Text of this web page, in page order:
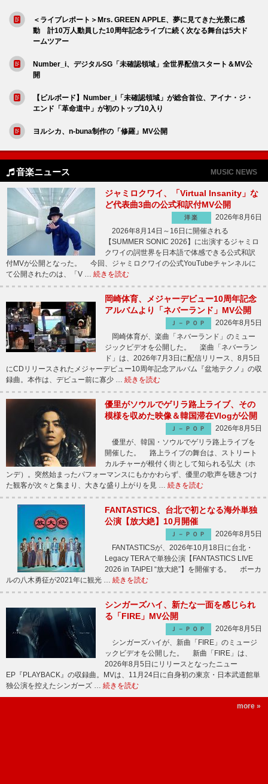
＜ライブレポート＞Mrs. GREEN APPLE、夢に見てきた光景に感
動 計10万人動員した10周年記念ライブに続く次なる舞台は5大ド
ームツアー
Number_i、デジタルSG「未確認領域」全世界配信スタート＆MV公
開
【ビルボード】Number_i「未確認領域」が総合首位、アイナ・ジ・
エンド「革命道中」が初のトップ10入り
ヨルシカ、n-buna制作の「修羅」MV公開
音楽ニュース MUSIC NEWS
ジャミロクワイ、「Virtual Insanity」な
ど代表曲3曲の公式和訳付MV公開
洋楽
2026年8月6日
2026年8月14日～16日に開催される
【SUMMER SONIC 2026】に出演するジャミロ
クワイの詞世界を日本語で体感できる公式和訳
付MVが公開となった。 今回、ジャミロクワイの公式YouTubeチャンネルに
て公開されたのは、「V … 続きを読む
岡崎体育、メジャーデビュー10周年記念
アルバムより「ネバーランド」MV公開
Ｊ－ＰＯＰ
2026年8月5日
岡崎体育が、楽曲「ネバーランド」のミュー
ジックビデオを公開した。 楽曲「ネバーラン
ド」は、2026年7月3日に配信リリース、8月5日
にCDリリースされたメジャーデビュー10周年記念アルバム『盆地テクノ』の収
録曲。本作は、デビュー前に寡少 … 続きを読む
優里がソウルでゲリラ路上ライブ、その
模様を収めた映像＆韓国滞在Vlogが公開
Ｊ－ＰＯＰ
2026年8月5日
優里が、韓国・ソウルでゲリラ路上ライブを
開催した。 路上ライブの舞台は、ストリート
カルチャーが根付く街として知られる弘大（ホ
ンデ）。突然始まったパフォーマンスにもかかわらず、優里の歌声を聴きつけ
た観客が次々と集まり、大きな盛り上がりを見 … 続きを読む
FANTASTICS、台北で初となる海外単独
公演【放大絶】10月開催
Ｊ－ＰＯＰ
2026年8月5日
FANTASTICSが、2026年10月18日に台北・
Legacy TERAで単独公演【FANTASTICS LIVE
2026 in TAIPEI “放大絶”】を開催する。 ボーカ
ルの八木勇征が2021年に観光 … 続きを読む
シンガーズハイ、新たな一面を感じられ
る「FIRE」MV公開
Ｊ－ＰＯＰ
2026年8月5日
シンガーズハイが、新曲「FIRE」のミュージ
ックビデオを公開した。 新曲「FIRE」は、
2026年8月5日にリリースとなったニュー
EP『PLAYBACK』の収録曲。MVは、11月24日に自身初の東京・日本武道館単
独公演を控えたシンガーズ … 続きを読む
more »